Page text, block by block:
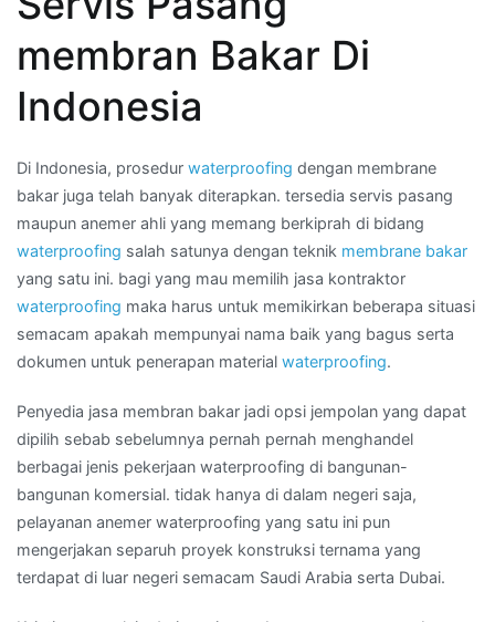
di
SRENGSENG
membran Bakar Di
Indonesia
Di Indonesia, prosedur waterproofing dengan membrane
bakar juga telah banyak diterapkan. tersedia servis pasang
maupun anemer ahli yang memang berkiprah di bidang
waterproofing salah satunya dengan teknik membrane bakar
yang satu ini. bagi yang mau memilih jasa kontraktor
waterproofing maka harus untuk memikirkan beberapa situasi
semacam apakah mempunyai nama baik yang bagus serta
dokumen untuk penerapan material waterproofing.
Penyedia jasa membran bakar jadi opsi jempolan yang dapat
dipilih sebab sebelumnya pernah pernah menghandel
berbagai jenis pekerjaan waterproofing di bangunan-
bangunan komersial. tidak hanya di dalam negeri saja,
pelayanan anemer waterproofing yang satu ini pun
mengerjakan separuh proyek konstruksi ternama yang
terdapat di luar negeri semacam Saudi Arabia serta Dubai.